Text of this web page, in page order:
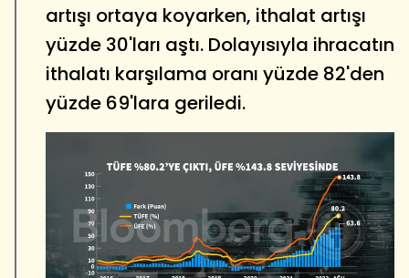
artışı ortaya koyarken, ithalat artışı
yüzde 30'ları aştı. Dolayısıyla ihracatın
ithalatı karşılama oranı yüzde 82'den
yüzde 69'lara geriledi.